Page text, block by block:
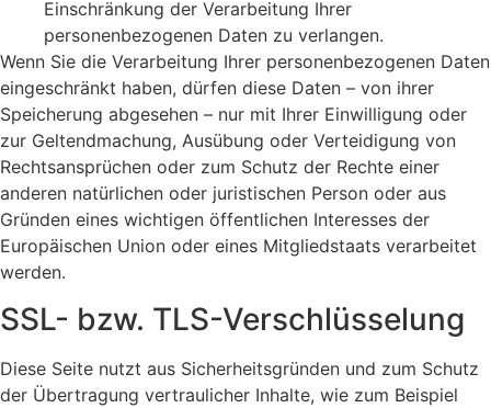
Einschränkung der Verarbeitung Ihrer
personenbezogenen Daten zu verlangen.
Wenn Sie die Verarbeitung Ihrer personenbezogenen Daten
eingeschränkt haben, dürfen diese Daten – von ihrer
Speicherung abgesehen – nur mit Ihrer Einwilligung oder
zur Geltendmachung, Ausübung oder Verteidigung von
Rechtsansprüchen oder zum Schutz der Rechte einer
anderen natürlichen oder juristischen Person oder aus
Gründen eines wichtigen öffentlichen Interesses der
Europäischen Union oder eines Mitgliedstaats verarbeitet
werden.
SSL- bzw. TLS-Verschlüsselung
Diese Seite nutzt aus Sicherheitsgründen und zum Schutz
der Übertragung vertraulicher Inhalte, wie zum Beispiel